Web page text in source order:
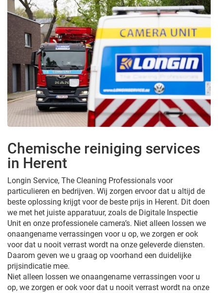
Chemische reiniging services
in Herent
Longin Service, The Cleaning Professionals voor
particulieren en bedrijven. Wij zorgen ervoor dat u altijd de
beste oplossing krijgt voor de beste prijs in Herent. Dit doen
we met het juiste apparatuur, zoals de Digitale Inspectie
Unit en onze professionele camera’s. Niet alleen lossen we
onaangename verrassingen voor u op, we zorgen er ook
voor dat u nooit verrast wordt na onze geleverde diensten.
Daarom geven we u graag op voorhand een duidelijke
prijsindicatie mee.
Niet alleen lossen we onaangename verrassingen voor u
op, we zorgen er ook voor dat u nooit verrast wordt na onze